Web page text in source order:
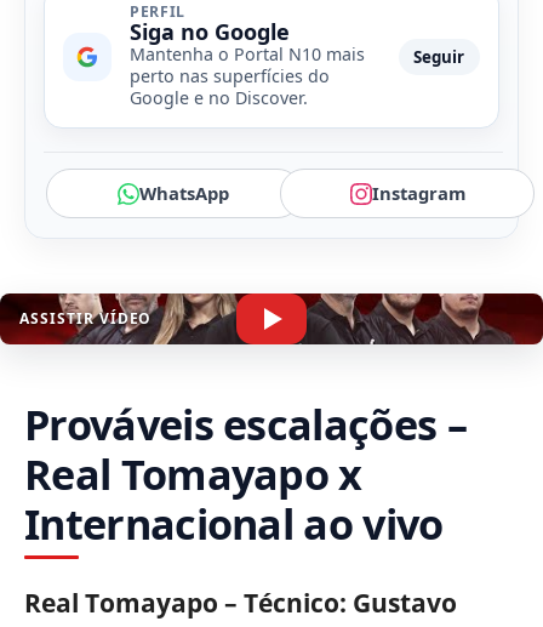
PERFIL
Siga no Google
Mantenha o Portal N10 mais
perto nas superfícies do
Google e no Discover.
Seguir
WhatsApp Instagram
ASSISTIR VÍDEO
Prováveis escalações –
Real Tomayapo x
Internacional ao vivo
Real Tomayapo – Técnico: Gustavo